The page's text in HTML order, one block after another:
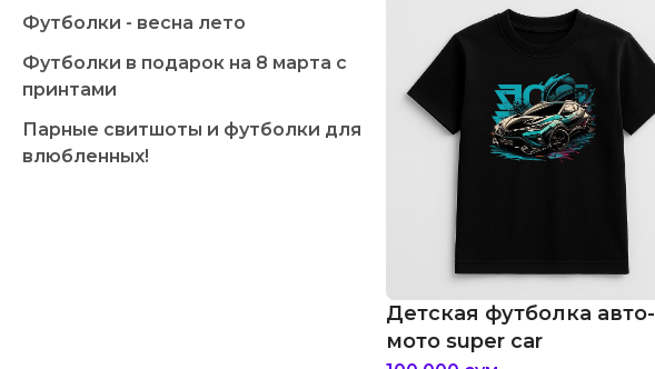
Футболки - весна лето
Футболки в подарок на 8 марта с
принтами
Парные свитшоты и футболки для
влюбленных!
Детская футболка авто-
мото super car